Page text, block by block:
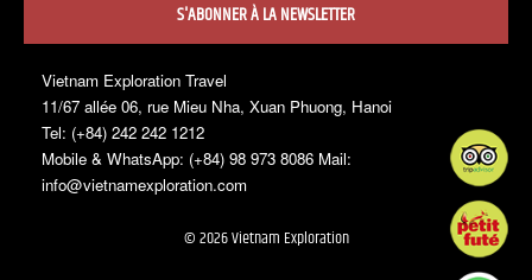
S'ABONNER À LA NEWSLETTER
Vietnam Exploration Travel
11/67 allée 06, rue Mieu Nha, Xuan Phuong, Hanoi
Tel: (+84) 242 242 1212
Mobile & WhatsApp: (+84) 98 973 8086 Mail:
info@vietnamexploration.com
© 2026 Vietnam Exploration